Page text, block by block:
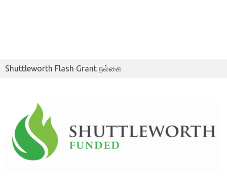
Shuttleworth Flash Grant நல்கை